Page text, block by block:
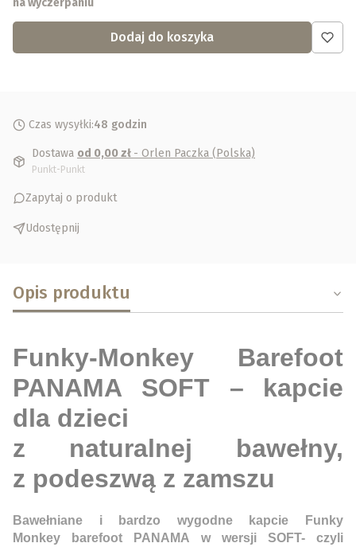
na wyczerpaniu
Dodaj do koszyka
Czas wysyłki:48 godzin
Dostawa od 0,00 zł - Orlen Paczka (Polska)
Punkt-Punkt
Zapytaj o produkt
Udostępnij
Opis produktu
Funky-Monkey Barefoot
PANAMA SOFT – kapcie
dla dzieci
z naturalnej bawełny,
z podeszwą z zamszu
Bawełniane i bardzo wygodne kapcie Funky
Monkey barefoot PANAMA w wersji SOFT- czyli